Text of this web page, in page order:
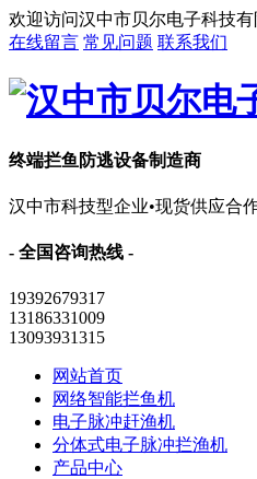
欢迎访问汉中市贝尔电子科技有
在线留言 常见问题 联系我们
终端拦鱼防逃设备制造商
汉中市科技型企业•现货供应合
- 全国咨询热线 -
19392679317
13186331009
13093931315
网站首页
网络智能拦鱼机
电子脉冲赶渔机
分体式电子脉冲拦渔机
产品中心